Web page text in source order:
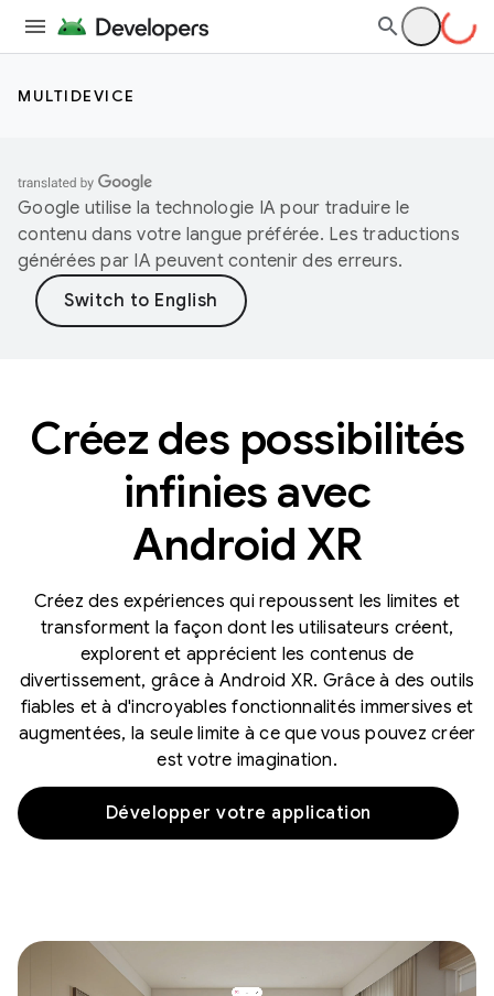
MULTIDEVICE
Google utilise la technologie IA pour traduire le
contenu dans votre langue préférée. Les traductions
générées par IA peuvent contenir des erreurs.
Créez des possibilités
infinies avec
Android XR
Créez des expériences qui repoussent les limites et
transforment la façon dont les utilisateurs créent,
explorent et apprécient les contenus de
divertissement, grâce à Android XR. Grâce à des outils
fiables et à d'incroyables fonctionnalités immersives et
augmentées, la seule limite à ce que vous pouvez créer
est votre imagination.
Développer votre application